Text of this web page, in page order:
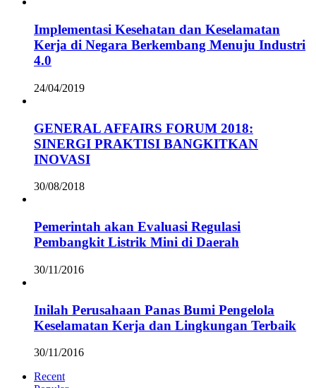
Implementasi Kesehatan dan Keselamatan
Kerja di Negara Berkembang Menuju Industri
4.0
24/04/2019
GENERAL AFFAIRS FORUM 2018:
SINERGI PRAKTISI BANGKITKAN
INOVASI
30/08/2018
Pemerintah akan Evaluasi Regulasi
Pembangkit Listrik Mini di Daerah
30/11/2016
Inilah Perusahaan Panas Bumi Pengelola
Keselamatan Kerja dan Lingkungan Terbaik
30/11/2016
Recent